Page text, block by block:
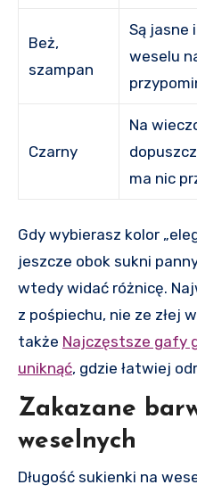
Beż,
szampan
Są jasne
weselu
Czarny
Na
ma nic
Gdy wybierasz kolor
jeszcze obok sukni
wtedy widać różnicę.
z pośpiechu, nie ze złej
także Najczęstsze gafy
uniknąć, gdzie łatwiej
Zakazane
weselnych
Długość sukienki na